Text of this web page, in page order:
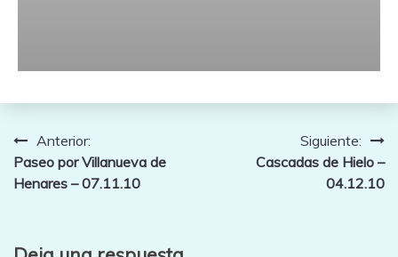
Navegación
de
Anterior:
Paseo por Villanueva de
Henares – 07.11.10
Siguiente:
Cascadas de Hielo –
04.12.10